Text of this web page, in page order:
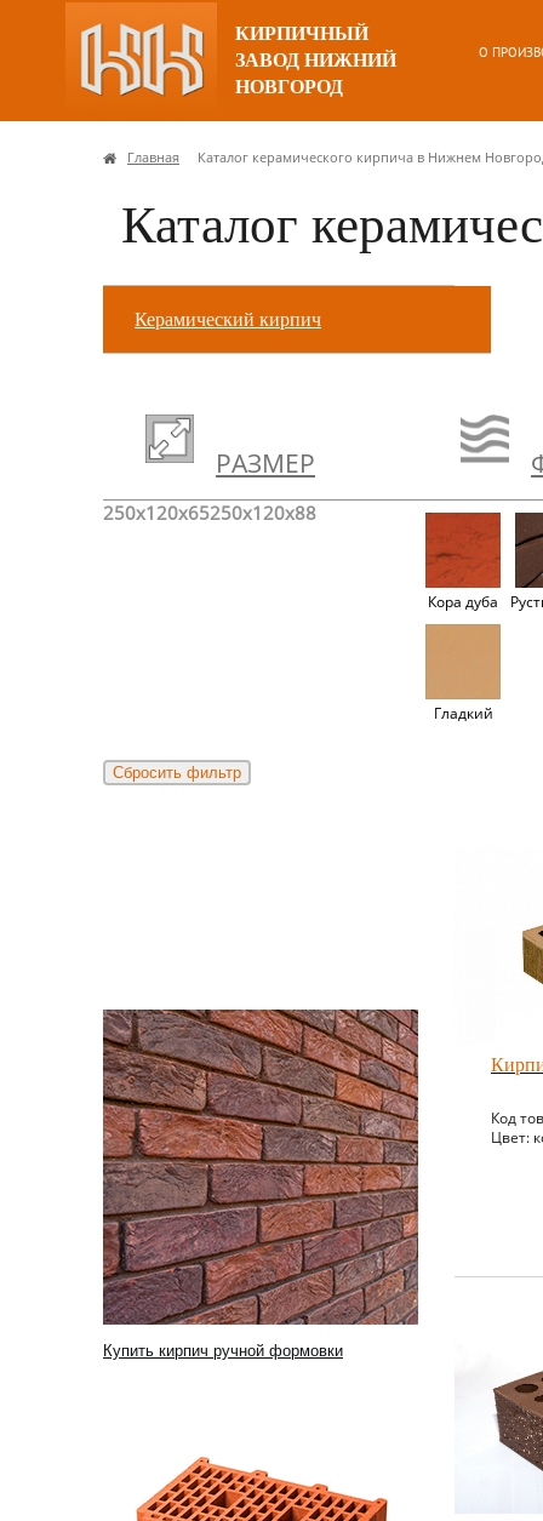
КИРПИЧНЫЙ
ЗАВОД НИЖНИЙ
НОВГОРОД
О
Главная Каталог керамического кирпича в Нижнем
Каталог
Керамический кирпич
РАЗМЕР
250x120x65250x120x88
Кора дуба
Гладкий
Купить кирпич ручной формовки
Код
Цвет: